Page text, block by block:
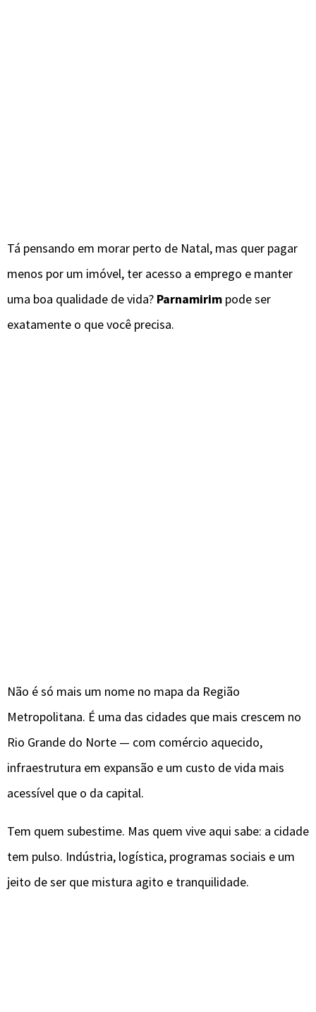
Tá pensando em morar perto de Natal, mas quer pagar
menos por um imóvel, ter acesso a emprego e manter
uma boa qualidade de vida? Parnamirim pode ser
exatamente o que você precisa.
Não é só mais um nome no mapa da Região
Metropolitana. É uma das cidades que mais crescem no
Rio Grande do Norte — com comércio aquecido,
infraestrutura em expansão e um custo de vida mais
acessível que o da capital.
Tem quem subestime. Mas quem vive aqui sabe: a cidade
tem pulso. Indústria, logística, programas sociais e um
jeito de ser que mistura agito e tranquilidade.